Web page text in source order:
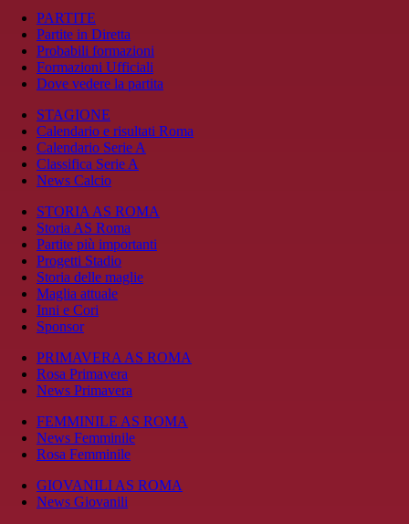
PARTITE
Partite in Diretta
Probabili formazioni
Formazioni Ufficiali
Dove vedere la partita
STAGIONE
Calendario e risultati Roma
Calendario Serie A
Classifica Serie A
News Calcio
STORIA AS ROMA
Storia AS Roma
Partite più importanti
Progetti Stadio
Storia delle maglie
Maglia attuale
Inni e Cori
Sponsor
PRIMAVERA AS ROMA
Rosa Primavera
News Primavera
FEMMINILE AS ROMA
News Femminile
Rosa Femminile
GIOVANILI AS ROMA
News Giovanili